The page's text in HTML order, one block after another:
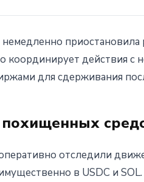
приостановила
координирует действия с
для сдерживания
отследили
в USDC и